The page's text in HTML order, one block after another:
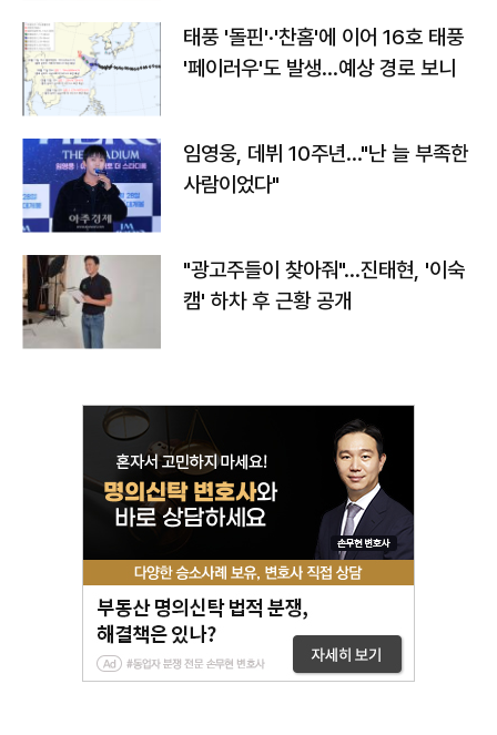
태풍 '돌핀'·'찬홈'에 이어 16호 태풍
'페이러우'도 발생…예상 경로 보니
임영웅, 데뷔 10주년…"난 늘 부족한
사람이었다"
"광고주들이 찾아줘"…진태현, '이숙
캠' 하차 후 근황 공개